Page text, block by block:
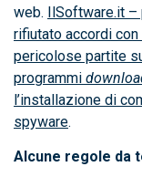
web. IlSoftware.it –
rifiutato accordi
pericolose partite
programmi
l’installazione di
spyware.
Alcune regole da